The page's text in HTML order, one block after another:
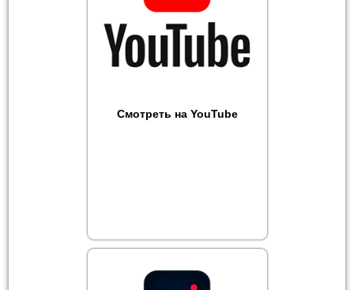
Смотреть на YouTube